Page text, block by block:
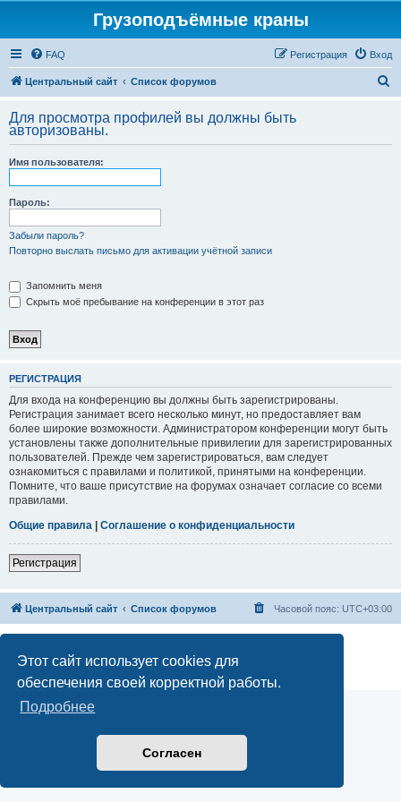
Этот сайт использует cookies для
обеспечения своей корректной работы.
Подробнее
Согласен
Грузоподъёмные краны
FAQ Вход
Регистрация
Центральный сайт Список форумов
с
Для просмотра профилей вы должны быть
авторизованы.
Имя пользователя:
Пароль:
Забыли пароль?
Повторно выслать письмо для активации учётной записи
Запомнить меня
Скрыть моё пребывание на конференции в этот раз
РЕГИСТРАЦИЯ
Для входа на конференцию вы должны быть зарегистрированы.
Регистрация занимает всего несколько минут, но предоставляет вам
более широкие возможности. Администратором конференции могут быть
установлены также дополнительные привилегии для зарегистрированных
пользователей. Прежде чем зарегистрироваться, вам следует
ознакомиться с правилами и политикой, принятыми на конференции.
Помните, что ваше присутствие на форумах означает согласие со всеми
правилами.
Общие правила | Соглашение о конфиденциальности
Регистрация
Центральный сайт Список форумов Часовой пояс: UTC+03:00
Русская поддержка phpBB